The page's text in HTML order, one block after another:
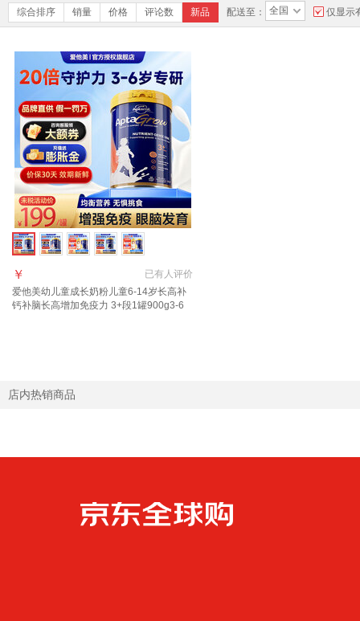
综合排序 销量 价格 评论数 新品 配送至： 全国 仅显示
已有人评价
￥
爱他美幼儿童成长奶粉儿童6-14岁长高补
钙补脑长高增加免疫力 3+段1罐900g3-6
店内热销商品